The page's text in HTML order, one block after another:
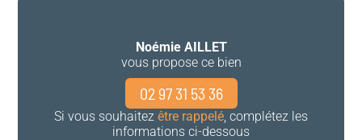
Noémie AILLET
vous propose ce bien
02 97 31 53 36
Si vous souhaitez être rappelé , complétez les
informations ci-dessous